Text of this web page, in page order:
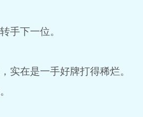
下一位。
在是一手好牌打得稀烂。